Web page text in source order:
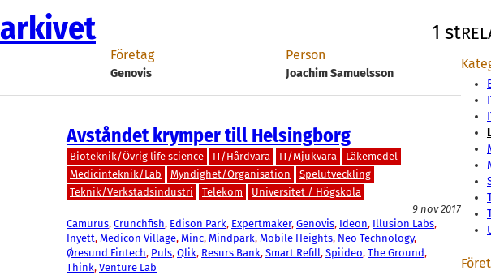
arkivet 1 st
Företag
Genovis
Person
Joachim Samuelsson
Avståndet krymper till Helsingborg
Bioteknik/Övrig life science IT/Hårdvara IT/Mjukvara
Läkemedel
Medicinteknik/Lab
Myndighet/Organisation
Spelutveckling
Teknik/Verkstadsindustri
Telekom
Universitet / Högskola
9 nov 2017
Camurus, Crunchfish, Edison Park, Expertmaker, Genovis, Ideon, Illusion Labs
Inyett, Medicon Village, Minc, Mindpark, Mobile Heights, Neo Technology
Øresund Fintech, Puls, Qlik, Resurs Bank, Smart Refill, Spiideo, The Ground
Think, Venture Lab